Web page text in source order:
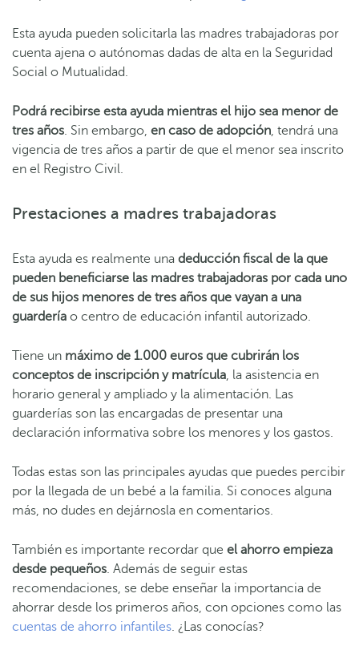
Esta ayuda pueden solicitarla las madres trabajadoras por
cuenta ajena o autónomas dadas de alta en la Seguridad
Social o Mutualidad.
Podrá recibirse esta ayuda mientras el hijo sea menor de
tres años. Sin embargo, en caso de adopción, tendrá una
vigencia de tres años a partir de que el menor sea inscrito
en el Registro Civil.
Prestaciones a madres trabajadoras
Esta ayuda es realmente una deducción fiscal de la que
pueden beneficiarse las madres trabajadoras por cada uno
de sus hijos menores de tres años que vayan a una
guardería o centro de educación infantil autorizado.
Tiene un máximo de 1.000 euros que cubrirán los
conceptos de inscripción y matrícula, la asistencia en
horario general y ampliado y la alimentación. Las
guarderías son las encargadas de presentar una
declaración informativa sobre los menores y los gastos.
Todas estas son las principales ayudas que puedes percibir
por la llegada de un bebé a la familia. Si conoces alguna
más, no dudes en dejárnosla en comentarios.
También es importante recordar que el ahorro empieza
desde pequeños. Además de seguir estas
recomendaciones, se debe enseñar la importancia de
ahorrar desde los primeros años, con opciones como las
cuentas de ahorro infantiles. ¿Las conocías?